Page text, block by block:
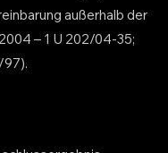
außerhalb der
– 1 U 202/04-35;
97).